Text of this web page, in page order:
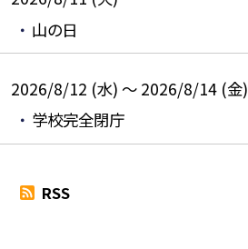
山の日
2026/8/12 (水) ～ 2026/8/14 (金)
学校完全閉庁
RSS